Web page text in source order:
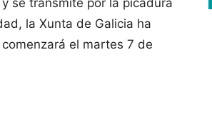
se transmite por la picadura
la Xunta de Galicia ha
el martes 7 de